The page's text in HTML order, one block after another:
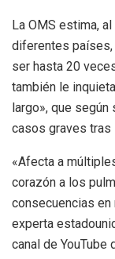
La OMS estima,
diferentes países,
ser hasta 20
también le
largo», que
casos graves tras
«Afecta a
corazón a los
consecuencias en
experta
canal de YouTube